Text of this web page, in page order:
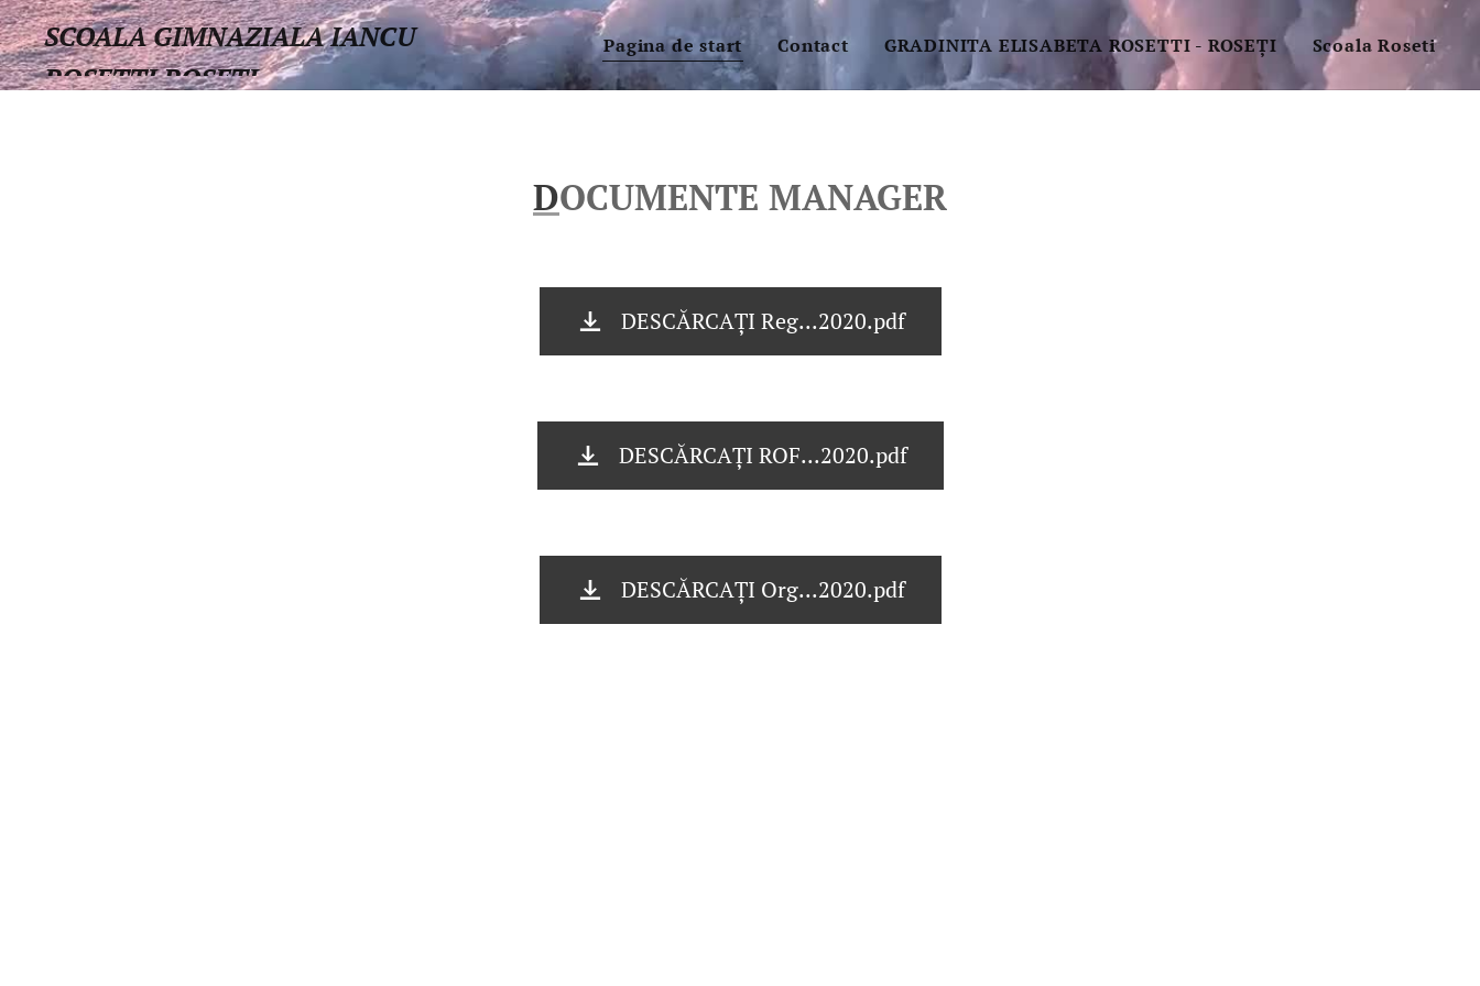
SCOALA GIMNAZIALA IANCU
ROSETTI ROSEȚI
Pagina de start Contact GRADINITA ELISABETA ROSETTI - ROSEȚI Scoala Roseti
DOCUMENTE MANAGER
DESCĂRCAȚI Reg...2020.pdf
DESCĂRCAȚI ROF...2020.pdf
DESCĂRCAȚI Org...2020.pdf